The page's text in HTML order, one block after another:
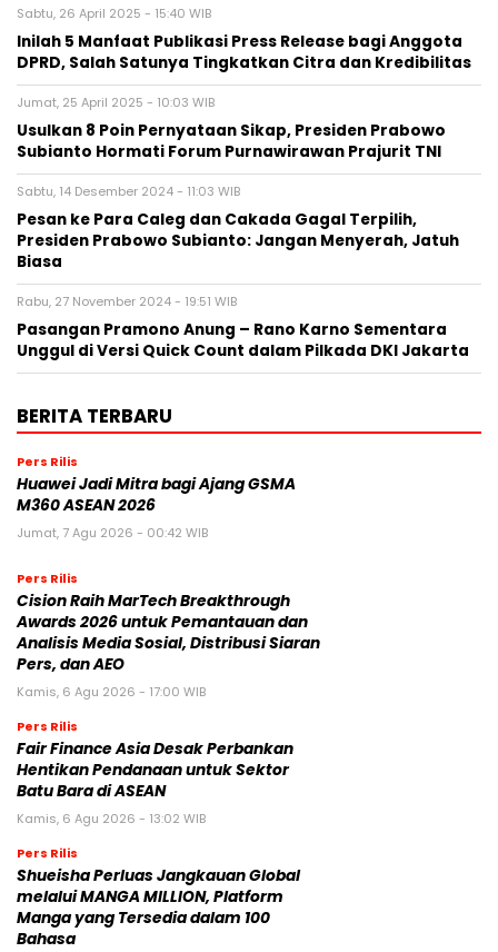
Sabtu, 26 April 2025 - 15:40 WIB
Inilah 5 Manfaat Publikasi Press Release bagi Anggota
DPRD, Salah Satunya Tingkatkan Citra dan Kredibilitas
Jumat, 25 April 2025 - 10:03 WIB
Usulkan 8 Poin Pernyataan Sikap, Presiden Prabowo
Subianto Hormati Forum Purnawirawan Prajurit TNI
Sabtu, 14 Desember 2024 - 11:03 WIB
Pesan ke Para Caleg dan Cakada Gagal Terpilih,
Presiden Prabowo Subianto: Jangan Menyerah, Jatuh
Biasa
Rabu, 27 November 2024 - 19:51 WIB
Pasangan Pramono Anung – Rano Karno Sementara
Unggul di Versi Quick Count dalam Pilkada DKI Jakarta
BERITA TERBARU
Pers Rilis
Huawei Jadi Mitra bagi Ajang GSMA
M360 ASEAN 2026
Jumat, 7 Agu 2026 - 00:42 WIB
Pers Rilis
Cision Raih MarTech Breakthrough
Awards 2026 untuk Pemantauan dan
Analisis Media Sosial, Distribusi Siaran
Pers, dan AEO
Kamis, 6 Agu 2026 - 17:00 WIB
Pers Rilis
Fair Finance Asia Desak Perbankan
Hentikan Pendanaan untuk Sektor
Batu Bara di ASEAN
Kamis, 6 Agu 2026 - 13:02 WIB
Pers Rilis
Shueisha Perluas Jangkauan Global
melalui MANGA MILLION, Platform
Manga yang Tersedia dalam 100
Bahasa